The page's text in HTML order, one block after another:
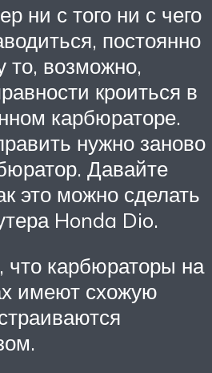
ни с того ни с чего
постоянно
то, возможно,
кроиться в
карбюраторе.
нужно заново
Давайте
это можно сделать
Honda Dio.
что карбюраторы на
имеют схожую